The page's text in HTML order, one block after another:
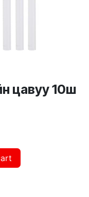
цавуу 10ш